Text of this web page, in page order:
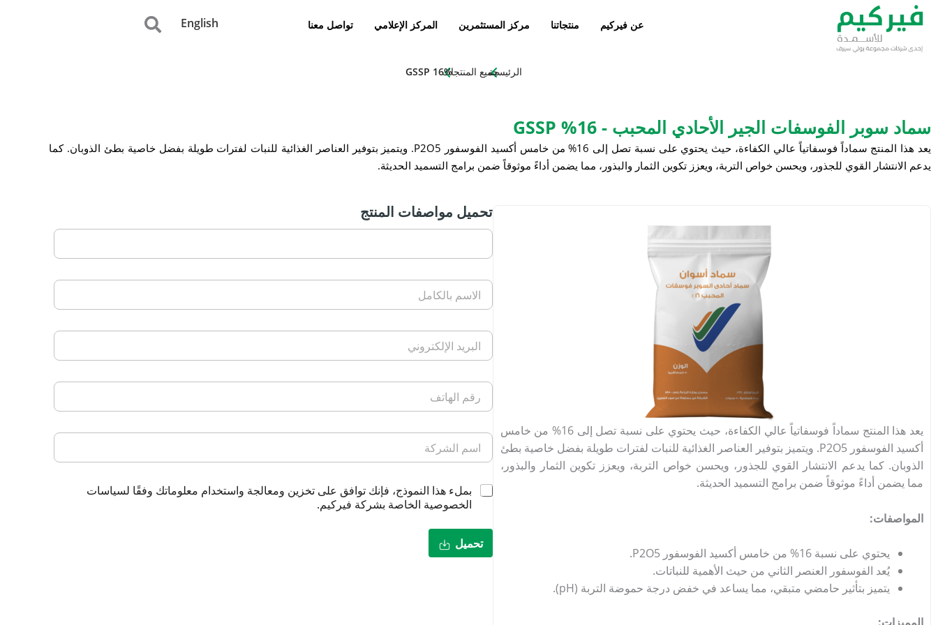
عن فيركيم منتجاتنا مركز المستثمرين المركز الإعلامي تواصل معنا English
الرئيسيةجميع المنتجاتGSSP 16%
سماد سوبر الفوسفات الجير الأحادي المحبب - 16% GSSP
يعد هذا المنتج سماداً فوسفاتياً عالي الكفاءة، حيث يحتوي على نسبة تصل إلى 16% من خامس أكسيد الفوسفور P 2O5
. ويتميز بتوفير العناصر الغذائية للنبات لفترات طويلة بفضل خاصية بطئ الذوبان. كما
يدعم الانتشار القوي للجذور، ويحسن خواص التربة، ويعزز تكوين الثمار والبذور، مما يضمن أداءً موثوقاً ضمن برامج التسميد الحديثة.
يعد هذا المنتج سماداً فوسفاتياً عالي الكفاءة، حيث يحتوي على نسبة تصل إلى 16% من خامس
أكسيد الفوسفور P
2O5
. ويتميز بتوفير العناصر الغذائية للنبات لفترات طويلة بفضل خاصية بطئ
الذوبان. كما يدعم الانتشار القوي للجذور، ويحسن خواص التربة، ويعزز تكوين الثمار والبذور،
مما يضمن أداءً موثوقاً ضمن برامج التسميد الحديثة.
المواصفات:
يحتوي على نسبة 16% من خامس أكسيد الفوسفور P 2O5.
​يُعد الفوسفور العنصر الثاني من حيث الأهمية للنباتات.
​يتميز بتأثير حامضي متبقي، مما يساعد في خفض درجة حموضة التربة (pH).
تحميل مواصفات المنتج
بملء هذا النموذج، فإنك توافق على تخزين ومعالجة واستخدام معلوماتك وفقًا لسياسات
الخصوصية الخاصة بشركة فيركيم.
تحميل